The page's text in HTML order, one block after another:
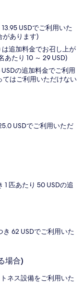
USDでご利用いた
があります)
は追加料金でお召し上が
あたり 10 ～ 29 USD)
USDの追加料金でご利用
てはご利用いただけない
USDでご利用いただ
1 匹あたり 50 USDの追
き 62 USDでご利用いた
場合)
ネス設備をご利用いた